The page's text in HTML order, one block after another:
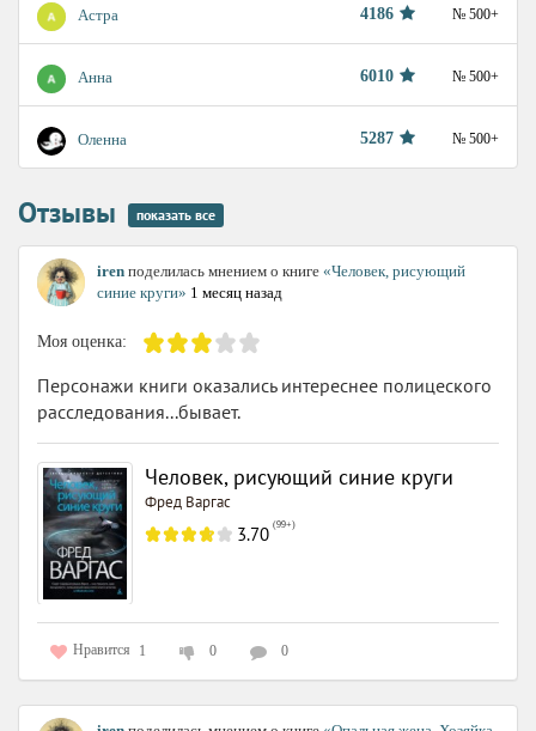
Астра 4186 № 500+
Анна 6010 № 500+
Оленна 5287 № 500+
Отзывы показать все
iren поделилась мнением о книге «Человек, рисующий
синие круги» 1 месяц назад
Моя оценка:
Персонажи книги оказались интереснее полицеского
расследования...бывает.
Человек, рисующий синие круги
Фред Варгас
3.70 (99+)
Нравится 1 0 0